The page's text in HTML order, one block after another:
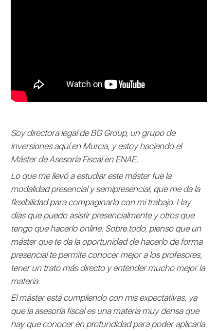
Soy directora legal de BG Group, un grupo de
inversiones aquí en Murcia, y estoy haciendo el
Máster de Asesoría Fiscal en ENAE.
Lo que me llevó a estudiar este máster fue la
modalidad presencial y semipresencial, que me da la
flexibilidad para compaginarlo con mi trabajo. Hay
días que puedo asistir presencialmente y otros que
tengo que hacerlo online. Sobre todo, pienso que un
máster que te da la oportunidad de hacerlo de forma
presencial te permite conocer mejor a los profesores,
tener un trato más directo y entender mucho mejor la
materia.
El máster está cumpliendo con mis expectativas, ya
que la asesoría fiscal es una materia muy densa que
hay que conocer en profundidad para poder aplicarla.